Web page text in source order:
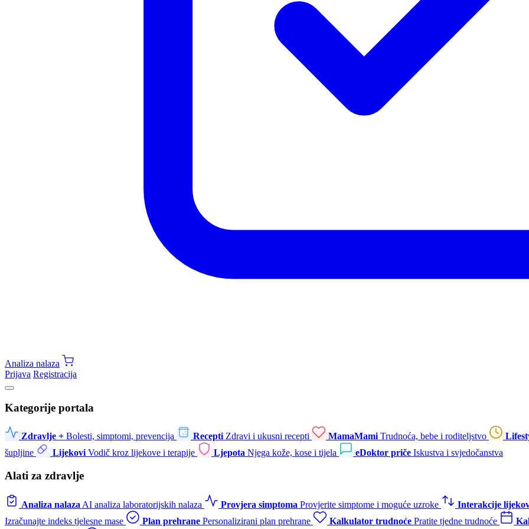
Analiza nalaza
Prijava Registracija
Kategorije portala
Zdravlje + Bolesti, simptomi, prevencija Recepti Zdravi i ukusni recepti MamaMami Trudnoća, bebe i roditeljstvo
šupljine
Lijekovi Vodič kroz lijekove i terapije Ljepota Njega kože, kose i tijela eDoktor priče Iskustva i svjedočanstva
Alati za zdravlje
Analiza nalaza AI analiza laboratorijskih nalaza Provjera simptoma Provjerite simptome i moguće uzroke
Interakcije
Izračunajte indeks tjelesne mase
Plan prehrane Personalizirani plan prehrane Kalkulator trudnoće Pratite tjedne trudnoće